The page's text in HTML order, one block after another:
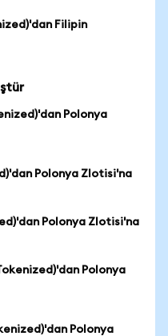
Filipin
Polonya
Polonya Zlotisi'na
Polonya Zlotisi'na
Polonya
Polonya